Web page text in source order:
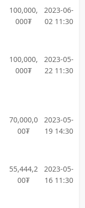
100,000,
000₮
2023-06-
02 11:30
100,000,
000₮
2023-05-
22 11:30
70,000,0
00₮
2023-05-
19 14:30
55,444,2
00₮
2023-05-
16 11:30